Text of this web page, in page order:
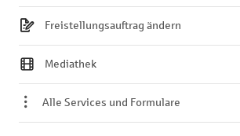
Freistellungsauftrag ändern
Mediathek
Alle Services und Formulare